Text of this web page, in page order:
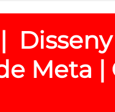
Meta